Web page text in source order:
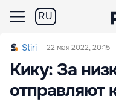
RU
Stiri 22 мая 2022, 20:15
Кику: За
отправляют